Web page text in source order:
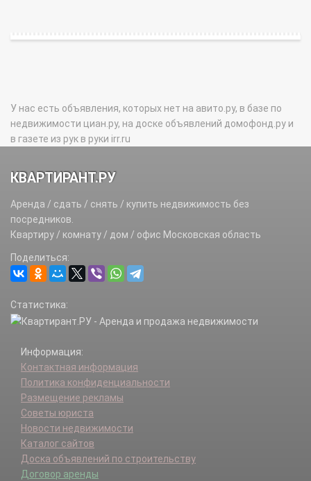
У нас есть объявления, которых нет на авито.ру, в базе по
недвижимости циан.ру, на доске объявлений домофонд.ру и
в газете из рук в руки irr.ru
КВАРТИРАНТ.РУ
Аренда / сдать / снять / купить недвижимость без
посредников.
Квартиру / комнату / дом / офис Московская область
Поделиться:
Статистика:
Информация:
Контактная информация
Политика конфиденциальности
Размещение рекламы
Советы юриста
Новости недвижимости
Каталог сайтов
Доска объявлений по строительству
Договор аренды